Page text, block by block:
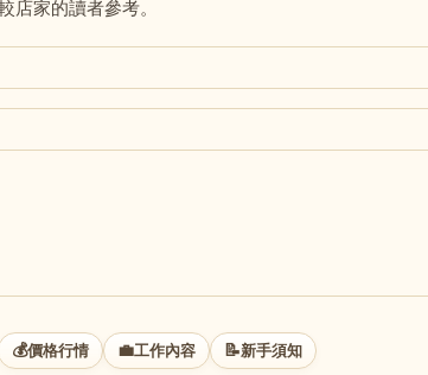
店家的讀者參考。
💰價格行情 💼工作內容 📝新手須知